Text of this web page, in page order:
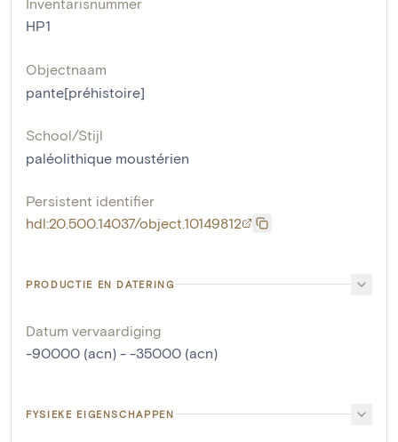
HP1
Objectnaam
pante[préhistoire]
School/Stijl
paléolithique moustérien
Persistent identifier
hdl:20.500.14037/object.10149812
PRODUCTIE EN DATERING
Datum vervaardiging
-90000 (acn) - -35000 (acn)
FYSIEKE EIGENSCHAPPEN